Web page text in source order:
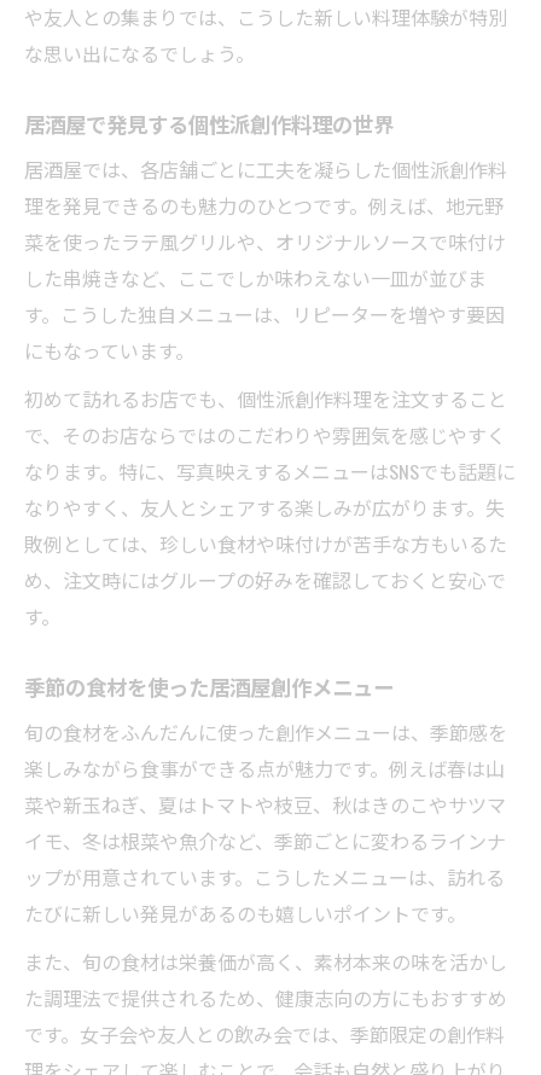
や友人との集まりでは、こうした新しい料理体験が特別
な思い出になるでしょう。
居酒屋で発見する個性派創作料理の世界
居酒屋では、各店舗ごとに工夫を凝らした個性派創作料
理を発見できるのも魅力のひとつです。例えば、地元野
菜を使ったラテ風グリルや、オリジナルソースで味付け
した串焼きなど、ここでしか味わえない一皿が並びま
す。こうした独自メニューは、リピーターを増やす要因
にもなっています。
初めて訪れるお店でも、個性派創作料理を注文すること
で、そのお店ならではのこだわりや雰囲気を感じやすく
なります。特に、写真映えするメニューはSNSでも話題に
なりやすく、友人とシェアする楽しみが広がります。失
敗例としては、珍しい食材や味付けが苦手な方もいるた
め、注文時にはグループの好みを確認しておくと安心で
す。
季節の食材を使った居酒屋創作メニュー
旬の食材をふんだんに使った創作メニューは、季節感を
楽しみながら食事ができる点が魅力です。例えば春は山
菜や新玉ねぎ、夏はトマトや枝豆、秋はきのこやサツマ
イモ、冬は根菜や魚介など、季節ごとに変わるラインナ
ップが用意されています。こうしたメニューは、訪れる
たびに新しい発見があるのも嬉しいポイントです。
また、旬の食材は栄養価が高く、素材本来の味を活かし
た調理法で提供されるため、健康志向の方にもおすすめ
です。女子会や友人との飲み会では、季節限定の創作料